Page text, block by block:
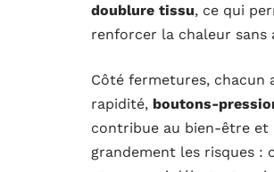
doublure tissu, ce qui
renforcer la chaleur
Côté fermetures, chacun
rapidité, boutons-
contribue au bien-être et
grandement les risques :